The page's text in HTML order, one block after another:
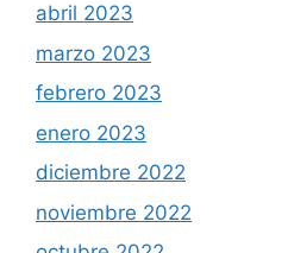
abril 2023
marzo 2023
febrero 2023
enero 2023
diciembre 2022
noviembre 2022